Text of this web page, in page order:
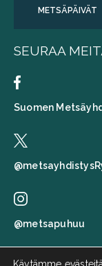
METSÄPÄIVÄT
SEURAA
Suomen
@metsapuhuu